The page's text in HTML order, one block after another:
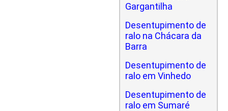
Gargantilha
Desentupimento de
ralo na Chácara da
Barra
Desentupimento de
ralo em Vinhedo
Desentupimento de
ralo em Sumaré